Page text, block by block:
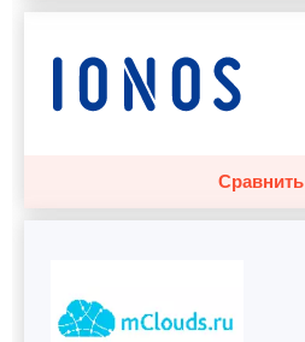
Сравнить